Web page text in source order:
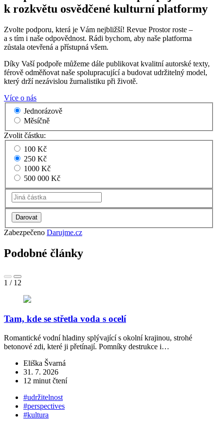
k rozkvětu osvědčené kulturní platformy
Zvolte podporu, která je Vám nejbližší! Revue Prostor roste –
a s tím i naše odpovědnost. Rádi bychom, aby naše platforma
zůstala otevřená a přístupná všem.
Díky Vaší podpoře můžeme dále publikovat kvalitní autorské texty,
férově odměňovat naše spolupracující a budovat udržitelný model,
který drží nezávislou žurnalistiku při životě.
Více o nás
Jednorázově
Měsíčně
Zvolit částku:
100 Kč
250 Kč
1000 Kč
500 000 Kč
Zabezpečeno Darujme.cz
Podobné články
1 / 12
Tam, kde se střetla voda s ocelí
Romantické vodní hladiny splývající s okolní krajinou, strohé
betonové zdi, které ji přetínají. Pomníky destrukce i…
Eliška Švarná
31. 7. 2026
12 minut čtení
#udržitelnost
#perspectives
#kultura